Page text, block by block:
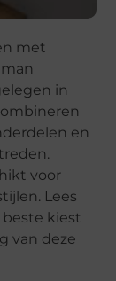
met
in
en
voor
Lees
kiest
van deze